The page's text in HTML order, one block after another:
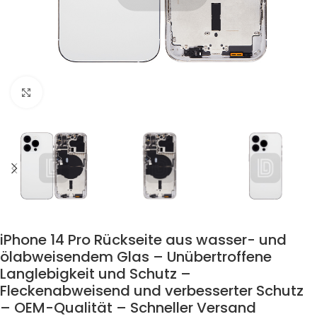
iPhone 14 Pro Rückseite aus wasser- und
ölabweisendem Glas – Unübertroffene
Langlebigkeit und Schutz –
Fleckenabweisend und verbesserter Schutz
– OEM-Qualität – Schneller Versand